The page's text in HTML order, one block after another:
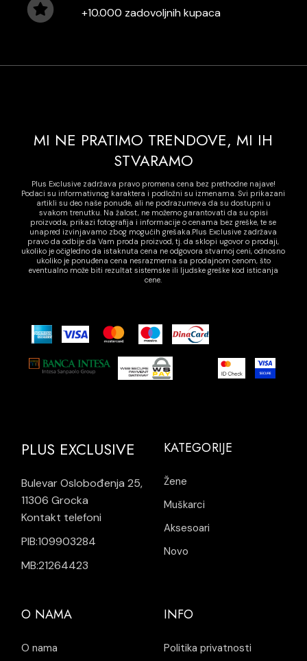
+10.000 zadovoljnih kupaca
MI NE PRATIMO TRENDOVE, MI IH
STVARAMO
Plus Exclusive zadržava pravo promena cena bez prethodne najave!
Podaci su informativnog karaktera i podložni su izmenama. Svi prikazani
artikli su deo naše ponude, ali ne podrazumeva da su dostupni u
svakom trenutku. Na žalost, ne možemo garantovati da su opisi
proizvoda, prikazi fotografija i informacije o cenama bez greške, te se
unapred izvinjavamo zbog mogućih grešaka.Plus Exclusive zadržava
pravo da odbije da Vam proda proizvod, tj. da sklopi ugovor o prodaji,
ukoliko je očigledno da istaknuta cena ne odgovora stvarnoj ceni, odnosno
ukoliko je ponuđena cena nesrazmerna sa prodajnom cenom, što
eventualno može biti rezultat sistemske ili ljudske greške kod isticanja
cene.
PLUS EXCLUSIVE
Bulevar Oslobođenja 25,
11306 Grocka
Kontakt telefoni
PIB:109903284
MB:21264423
KATEGORIJE
Žene
Muškarci
Aksesoari
Novo
O NAMA
O nama
INFO
Politika privatnosti